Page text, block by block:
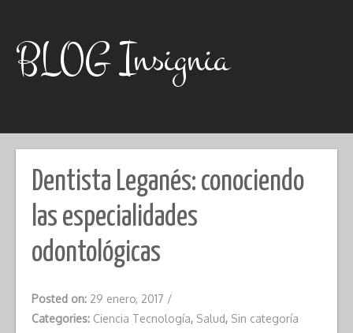
contentBLOG Insignia
Dentista Leganés: conociendo
las especialidades
odontológicas
Posted on: 29 enero, 2017 /
Categories: Ciencia Tecnología, Salud, Sin categoría